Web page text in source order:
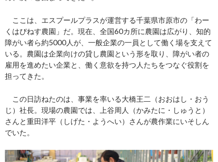
ここは、エスプールプラスが運営する千葉県市原市の「わー
くはぴねす農園」だ。現在、全国60カ所に農園は広がり、知的
障がい者ら約5000人が、一般企業の一員として働く場を支えて
いる。農園は企業向けの貸し農園という形を取り、障がい者の
雇用を進めたい企業と、働く意欲を持つ人たちをつなぐ役割を
担ってきた。
この日訪ねたのは、事業を率いる大橋王二（おおはし・おう
じ）社長。現場の農園では、上谷周人（かみたに・しゅうと）
さんと重田洋平（しげた・ようへい）さんが農作業にいそしん
でいた。